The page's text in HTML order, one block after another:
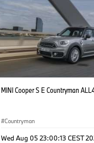
MINI Cooper S E Countryman
Countryman
Wed Aug 05 23:00:13 CEST